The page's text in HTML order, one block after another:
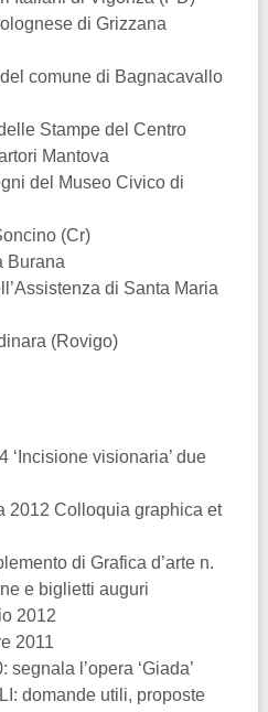
di Grizzana
comune di Bagnacavallo
Stampe del Centro
Mantova
del Museo Civico di
(Cr)
Burana
di Santa Maria
(Rovigo)
‘Incisione visionaria’ due
2012 Colloquia graphica et
di Grafica d’arte n.
e biglietti auguri
2012
2011
segnala l’opera ‘Giada’
domande utili, proposte